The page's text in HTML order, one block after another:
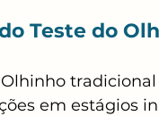
Teste do
em estágios